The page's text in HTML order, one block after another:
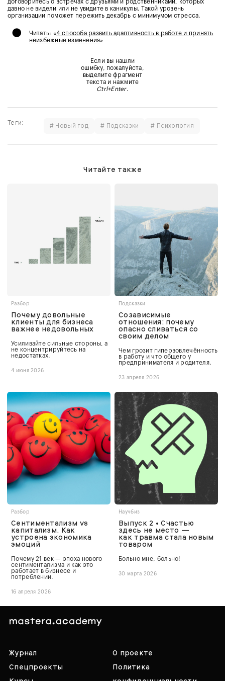
договоритесь о встречах с друзьями и родственниками, которых
давно не видели или не увидите в каникулы. Такой уровень
организации поможет пережить декабрь с минимумом стресса.
• Читать: «4 способа развить адаптивность в работе и принять
неизбежные изменения»
Если вы нашли
ошибку, пожалуйста,
выделите фрагмент
текста и нажмите
Ctrl+Enter.
Теги: # Новый год # Подсказки # Психология
Читайте также
Разбор
Почему довольные
клиенты для бизнеса
важнее недовольных
Усиливайте сильные стороны, а
не концентрируйтесь на
недостатках.
4 июня 2026
Подсказки
Созависимые
отношения: почему
опасно сливаться со
своим делом
Чем грозит гипервовлечённость
в работу и что общего у
предпринимателя и родителя.
23 апреля 2026
Разбор
Сентиментализм vs
капитализм. Как
устроена экономика
эмоций
Почему 21 век — эпоха нового
сентиментализма и как это
работает в бизнесе и
потреблении.
16 апреля 2026
Научбиз
Выпуск 2 • Счастью
здесь не место —
как травма стала новым
товаром
Больно мне, больно!
30 марта 2026
Журнал
Спецпроекты
О проекте
Политика